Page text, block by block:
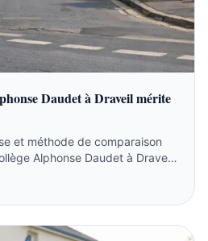
Daudet à Draveil mérite
et méthode de comparaison
Alphonse Daudet à Draveil